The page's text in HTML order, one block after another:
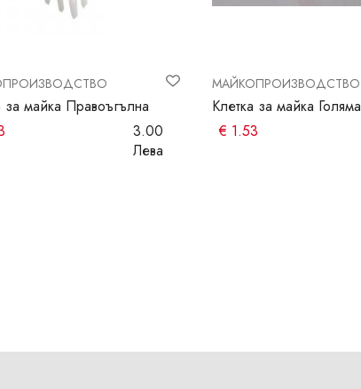
за майка Правоъгълна
3.00
Лева
МАЙКОПРОИЗВОДСТВО
Клетка за майка Голяма
€ 1.53